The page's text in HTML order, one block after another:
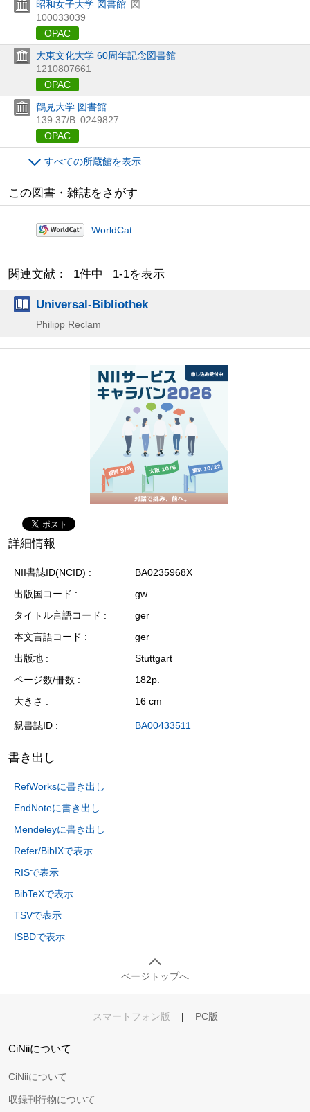
昭和女子大学 図書館 図
100033039
OPAC
大東文化大学 60周年記念図書館
1210807661
OPAC
鶴見大学 図書館
139.37/B 0249827
OPAC
すべての所蔵館を表示
この図書・雑誌をさがす
WorldCat
関連文献： 1件中 1-1を表示
Universal-Bibliothek
Philipp Reclam
詳細情報
NII書誌ID(NCID)
BA0235968X
出版国コード
gw
タイトル言語コード
ger
本文言語コード
ger
出版地
Stuttgart
ページ数/冊数
182p.
大きさ
16 cm
親書誌ID BA00433511
書き出し
RefWorksに書き出し
EndNoteに書き出し
Mendeleyに書き出し
Refer/BibIXで表示
RISで表示
BibTeXで表示
TSVで表示
ISBDで表示
ページトップへ
スマートフォン版 | PC版
CiNiiについて
CiNiiについて
収録刊行物について